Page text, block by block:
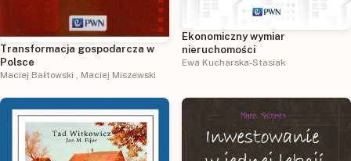
Transformacja gospodarcza w
Polsce
Maciej Bałtowski , Maciej Miszewski
Ekonomiczny wymiar
nieruchomości
Ewa Kucharska-Stasiak